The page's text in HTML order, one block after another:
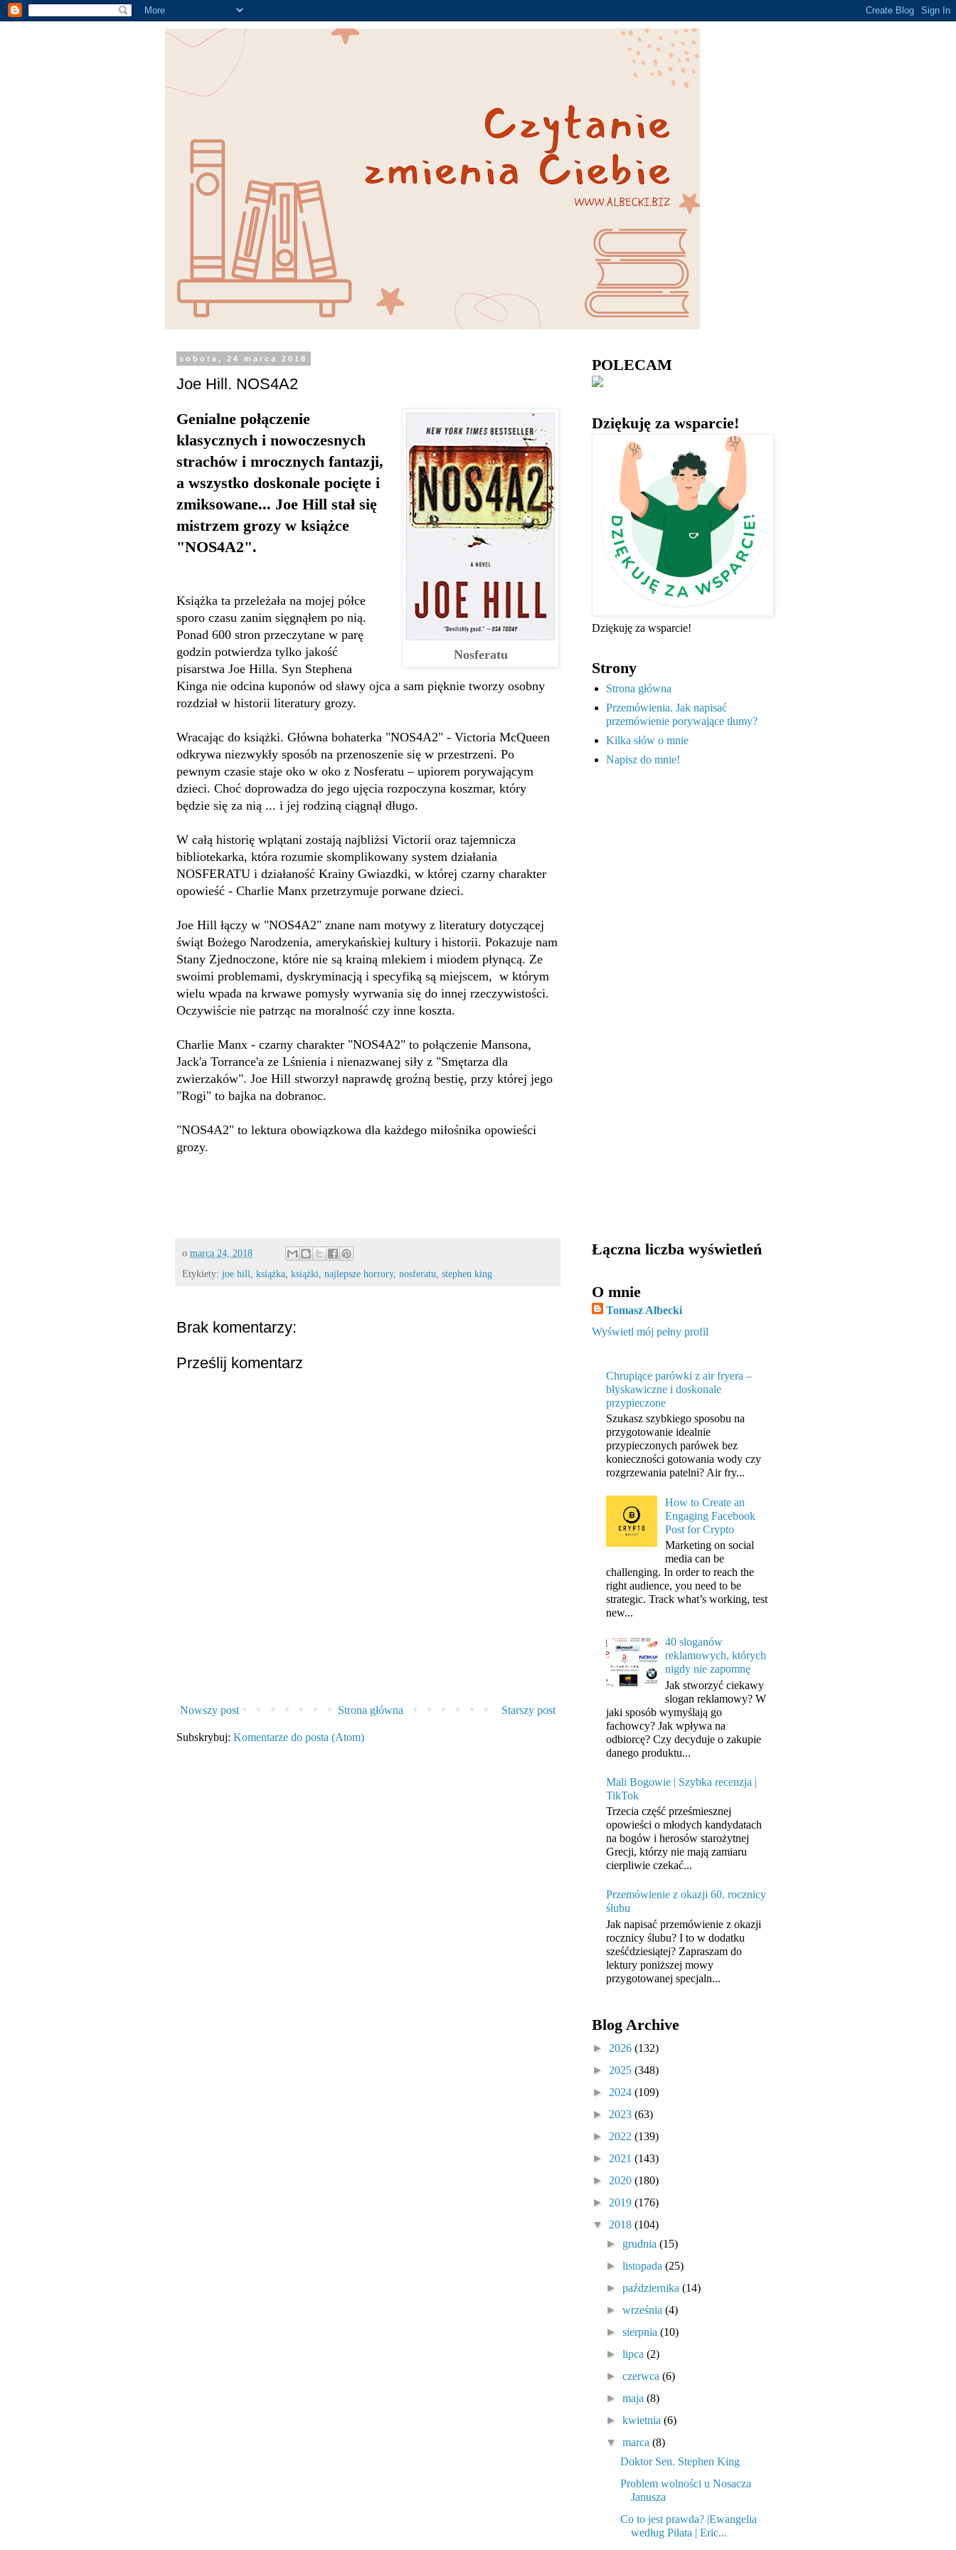
sobota, 24 marca 2018
Joe Hill. NOS4A2
Nosferatu
Genialne połączenie
klasycznych i nowoczesnych
strachów i mrocznych fantazji,
a wszystko doskonale pocięte i
zmiksowane... Joe Hill stał się
mistrzem grozy w książce
"NOS4A2".
Książka ta przeleżała na mojej półce
sporo czasu zanim sięgnąłem po nią.
Ponad 600 stron przeczytane w parę
godzin potwierdza tylko jakość
pisarstwa Joe Hilla. Syn Stephena
Kinga nie odcina kuponów od sławy ojca a sam pięknie tworzy osobny
rozdział w historii literatury grozy.
Wracając do książki. Główna bohaterka "NOS4A2" - Victoria McQueen
odkrywa niezwykły sposób na przenoszenie się w przestrzeni. Po
pewnym czasie staje oko w oko z Nosferatu – upiorem porywającym
dzieci. Choć doprowadza do jego ujęcia rozpoczyna koszmar, który
będzie się za nią ... i jej rodziną ciągnął długo.
W całą historię wplątani zostają najbliżsi Victorii oraz tajemnicza
bibliotekarka, która rozumie skomplikowany system działania
NOSFERATU i działaność Krainy Gwiazdki, w której czarny charakter
opowieść - Charlie Manx przetrzymuje porwane dzieci.
Joe Hill łączy w "NOS4A2" znane nam motywy z literatury dotyczącej
świąt Bożego Narodzenia, amerykańskiej kultury i historii. Pokazuje nam
Stany Zjednoczone, które nie są krainą mlekiem i miodem płynącą. Ze
swoimi problemami, dyskryminacją i specyfiką są miejscem, w którym
wielu wpada na krwawe pomysły wyrwania się do innej rzeczywistości.
Oczywiście nie patrząc na moralność czy inne koszta.
Charlie Manx - czarny charakter "NOS4A2" to połączenie Mansona,
Jack'a Torrance'a ze Lśnienia i nienazwanej siły z "Smętarza dla
zwierzaków". Joe Hill stworzył naprawdę groźną bestię, przy której jego
"Rogi" to bajka na dobranoc.
"NOS4A2" to lektura obowiązkowa dla każdego miłośnika opowieści
grozy.
o marca 24, 2018
Etykiety: joe hill, książka, książki, najlepsze horrory, nosferatu, stephen king
Brak komentarzy:
Prześlij komentarz
Nowszy post Starszy post
Strona główna
Subskrybuj: Komentarze do posta (Atom)
POLECAM
Dziękuję za wsparcie!
Dziękuję za wsparcie!
Strony
Strona główna
Przemówienia. Jak napisać
przemówienie porywające tłumy?
Kilka słów o mnie
Napisz do mnie!
Łączna liczba wyświetleń
O mnie
Tomasz Albecki
Wyświetl mój pełny profil
Chrupiące parówki z air fryera –
błyskawiczne i doskonale
przypieczone
Szukasz szybkiego sposobu na
przygotowanie idealnie
przypieczonych parówek bez
konieczności gotowania wody czy
rozgrzewania patelni? Air fry...
How to Create an
Engaging Facebook
Post for Crypto
Marketing on social
media can be
challenging. In order to reach the
right audience, you need to be
strategic. Track what’s working, test
new...
40 sloganów
reklamowych, których
nigdy nie zapomnę
Jak stworzyć ciekawy
slogan reklamowy? W
jaki sposób wymyślają go
fachowcy? Jak wpływa na
odbiorcę? Czy decyduje o zakupie
danego produktu...
Mali Bogowie | Szybka recenzja |
TikTok
Trzecia część prześmiesznej
opowieści o młodych kandydatach
na bogów i herosów starożytnej
Grecji, którzy nie mają zamiaru
cierpliwie czekać...
Przemówienie z okazji 60. rocznicy
ślubu
Jak napisać przemówienie z okazji
rocznicy ślubu? I to w dodatku
sześćdziesiątej? Zapraszam do
lektury poniższej mowy
przygotowanej specjaln...
Blog Archive
► 2026 (132)
► 2025 (348)
► 2024 (109)
► 2023 (63)
► 2022 (139)
► 2021 (143)
► 2020 (180)
► 2019 (176)
▼ 2018 (104)
► grudnia(15)
►listopada(25)
►października(14)
►września(4)
►sierpnia(10)
►lipca(2)
►czerwca(6)
►maja(8)
►kwietnia(6)
▼marca(8)
Doktor Sen. Stephen King
Problem wolności u Nosacza
Janusza
Co to jest prawda? |Ewangelia
według Piłata | Eric...